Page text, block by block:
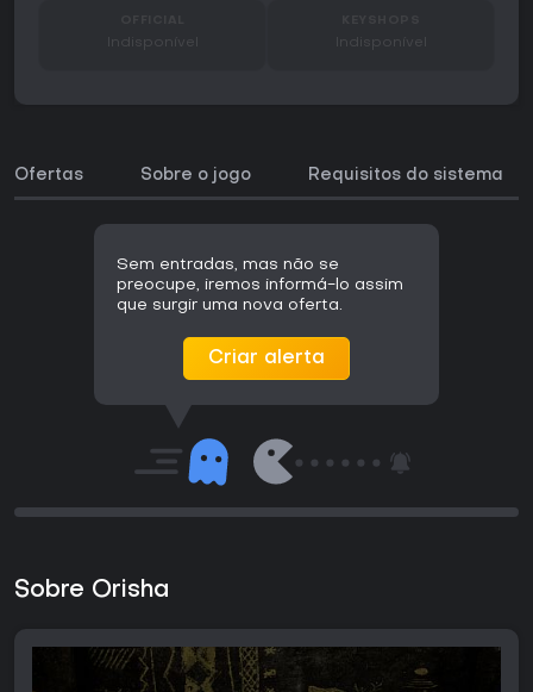
Indisponível Indisponível
Ofertas Sobre o jogo Requisitos do sistema
Sem entradas, mas não se
preocupe, iremos informá-lo assim
que surgir uma nova oferta.
Criar alerta
Sobre Orisha